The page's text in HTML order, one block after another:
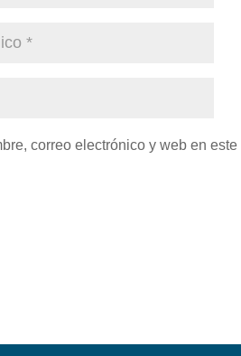
correo electrónico y web en